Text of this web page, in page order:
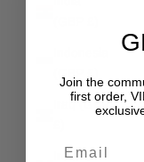
Iraq (GBP
Ireland
Join the
first order,